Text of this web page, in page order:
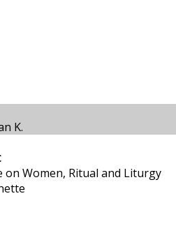
K.
on Women, Ritual and Liturgy